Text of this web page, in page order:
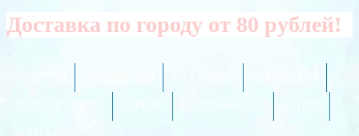
Доставка по городу от 80 рублей!